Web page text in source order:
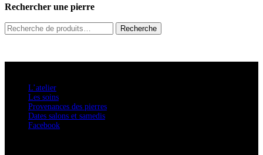
Rechercher une pierre
Recherche
pour :
Recherche
L’atelier
Les soins
Provenances des pierres
Dates salons et samedis
Facebook